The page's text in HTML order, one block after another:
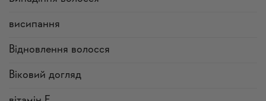
висипання
Відновлення волосся
Віковий догляд